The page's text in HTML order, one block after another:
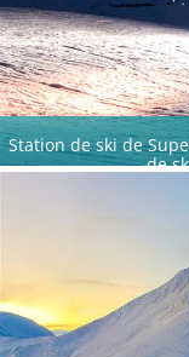
Station de ski de
de